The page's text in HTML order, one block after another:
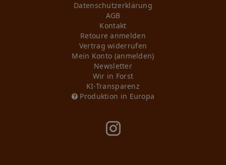
Daten­schutz­erklärung
AGB
Kontakt
Retoure anmelden
Vertrag widerrufen
Mein Konto (anmelden)
Newsletter
Wir in Forst
KI-Transparenz
Produktion in Europa